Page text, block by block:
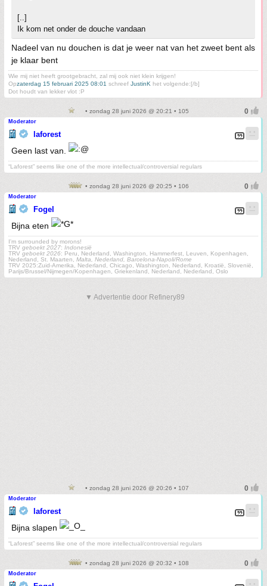
[..]
Ik kom net onder de douche vandaan
Nadeel van nu douchen is dat je weer nat van het zweet bent als
je klaar bent
Wie mij niet heeft grootgebracht, zal mij ook niet klein krijgen!
Opzaterdag 15 februari 2025 08:01 schreef JustinK het volgende:[/b]
Dot houdt van lekker vlot :P
• zondag 28 juni 2026 @ 20:21 • 105
Moderator
laforest
Geen last van.
“Laforest” seems like one of the more intellectual/controversial regulars
• zondag 28 juni 2026 @ 20:25 • 106
Moderator
Fogel
Bijna eten
I'm surrounded by morons!
TRV geboekt 2027: Indonesië
TRV geboekt 2026: Peru, Nederland, Washington, Hammerfest, Leuven, Kopenhagen,
Nederland, St. Maarten, Malta, Nederland, Barcelona-Napoli/Rome
TRV 2025:Zuid-Amerika, Nederland, Chicago, Washington, Nederland, Kroatië, Slovenië,
Parijs/Brussel/Nijmegen/Kopenhagen, Griekenland, Nederland, Nederland, Oslo
▼ Advertentie door Refinery89
• zondag 28 juni 2026 @ 20:26 • 107
Moderator
laforest
Bijna slapen
“Laforest” seems like one of the more intellectual/controversial regulars
• zondag 28 juni 2026 @ 20:32 • 108
Moderator